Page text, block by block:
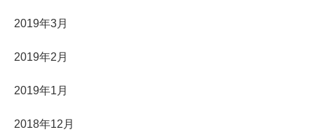
2019年3月
2019年2月
2019年1月
2018年12月